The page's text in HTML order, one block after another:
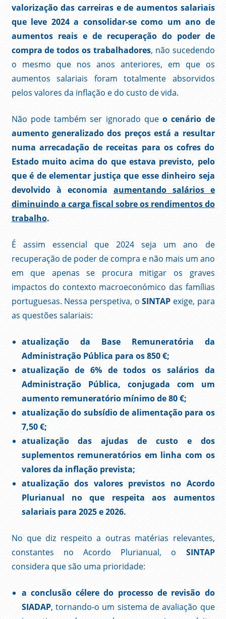
valorização das carreiras e de aumentos salariais
que leve 2024 a consolidar-se como um ano de
aumentos reais e de recuperação do poder de
compra de todos os trabalhadores, não sucedendo
o mesmo que nos anos anteriores, em que os
aumentos salariais foram totalmente absorvidos
pelos valores da inflação e do custo de vida.
Não pode também ser ignorado que o cenário de
aumento generalizado dos preços está a resultar
numa arrecadação de receitas para os cofres do
Estado muito acima do que estava previsto, pelo
que é de elementar justiça que esse dinheiro seja
devolvido à economia aumentando salários e
diminuindo a carga fiscal sobre os rendimentos do
trabalho.
É assim essencial que 2024 seja um ano de
recuperação de poder de compra e não mais um ano
em que apenas se procura mitigar os graves
impactos do contexto macroeconómico das famílias
portuguesas. Nessa perspetiva, oSINTAP exige, para
as questões salariais:
atualização da Base Remuneratória da
Administração Pública para os 850 €;
atualização de 6% de todos os salários da
Administração Pública, conjugada com um
aumento remuneratório mínimo de 80 €;
atualização do subsídio de alimentação para os
7,50 €;
atualização das ajudas de custo e dos
suplementos remuneratórios em linha com os
valores da inflação prevista;
atualização dos valores previstos no Acordo
Plurianual no que respeita aos aumentos
salariais para 2025 e 2026.
No que diz respeito a outras matérias relevantes,
constantes no Acordo Plurianual, o SINTAP
considera que são uma prioridade:
a conclusão célere do processo de revisão do
SIADAP, tornando-o um sistema de avaliação que